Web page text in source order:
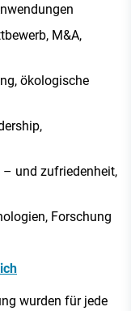
M&A,
ökologische
und zufriedenheit,
Forschung
wurden für jede